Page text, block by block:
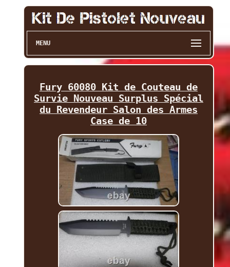
MENU
Fury 60080 Kit de Couteau de
Survie Nouveau Surplus Spécial
du Revendeur Salon des Armes
Case de 10